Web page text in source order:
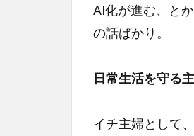
AI化が進む、と
の話ばかり。
日常生活を守る
イチ主婦として